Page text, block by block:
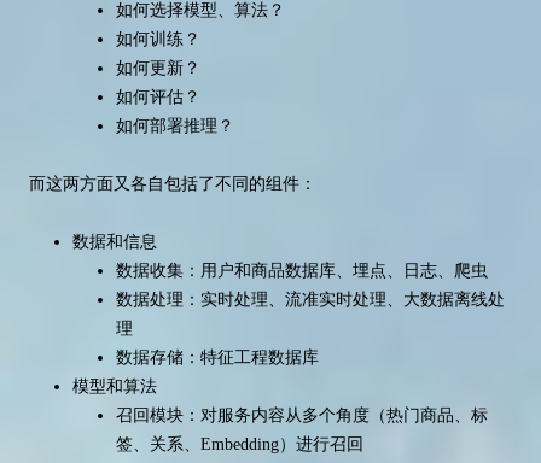
如何选择模型、算法？
如何训练？
如何更新？
如何评估？
如何部署推理？
而这两方面又各自包括了不同的组件：
数据和信息
数据收集：用户和商品数据库、埋点、日志、爬虫
数据处理：实时处理、流准实时处理、大数据离线处
理
数据存储：特征工程数据库
模型和算法
召回模块：对服务内容从多个角度（热门商品、标
签、关系、Embedding）进行召回